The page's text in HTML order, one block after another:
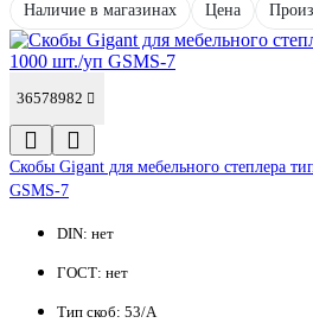
Наличие в магазинах Цена
36578982
Cкобы Gigant для мебельного степлера
GSMS-7
DIN: нет
ГОСТ: нет
Тип скоб: 53/A